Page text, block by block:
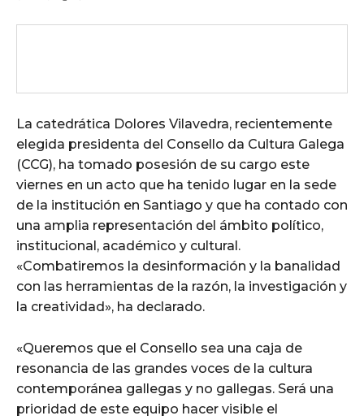
La catedrática Dolores Vilavedra, recientemente
elegida presidenta del Consello da Cultura Galega
(CCG), ha tomado posesión de su cargo este
viernes en un acto que ha tenido lugar en la sede
de la institución en Santiago y que ha contado con
una amplia representación del ámbito político,
institucional, académico y cultural.
«Combatiremos la desinformación y la banalidad
con las herramientas de la razón, la investigación y
la creatividad», ha declarado.
«Queremos que el Consello sea una caja de
resonancia de las grandes voces de la cultura
contemporánea gallegas y no gallegas. Será una
prioridad de este equipo hacer visible el